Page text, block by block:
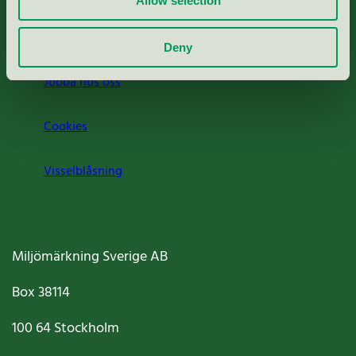
Deny
Jobba hos oss
Cookies
Visselblåsning
Miljömärkning Sverige AB
Box38114
100 64Stockholm